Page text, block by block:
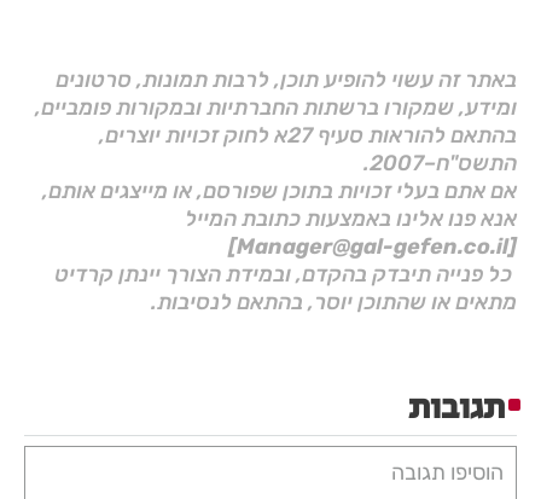
באתר זה עשוי להופיע תוכן, לרבות תמונות, סרטונים
ומידע, שמקורו ברשתות החברתיות ובמקורות פומביים,
בהתאם להוראות סעיף 27א לחוק זכויות יוצרים,
התשס"ח–2007.
אם אתם בעלי זכויות בתוכן שפורסם, או מייצגים אותם,
אנא פנו אלינו באמצעות כתובת המייל
[Manager@gal-gefen.co.il]
כל פנייה תיבדק בהקדם, ובמידת הצורך יינתן קרדיט
מתאים או שהתוכן יוסר, בהתאם לנסיבות.
תגובות
הוסיפו תגובה